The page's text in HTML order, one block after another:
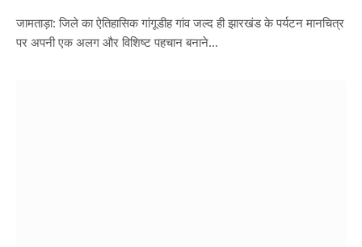
जामताड़ा: जिले का ऐतिहासिक गांगूडीह गांव जल्द ही झारखंड के पर्यटन मानचित्र
पर अपनी एक अलग और विशिष्ट पहचान बनाने…